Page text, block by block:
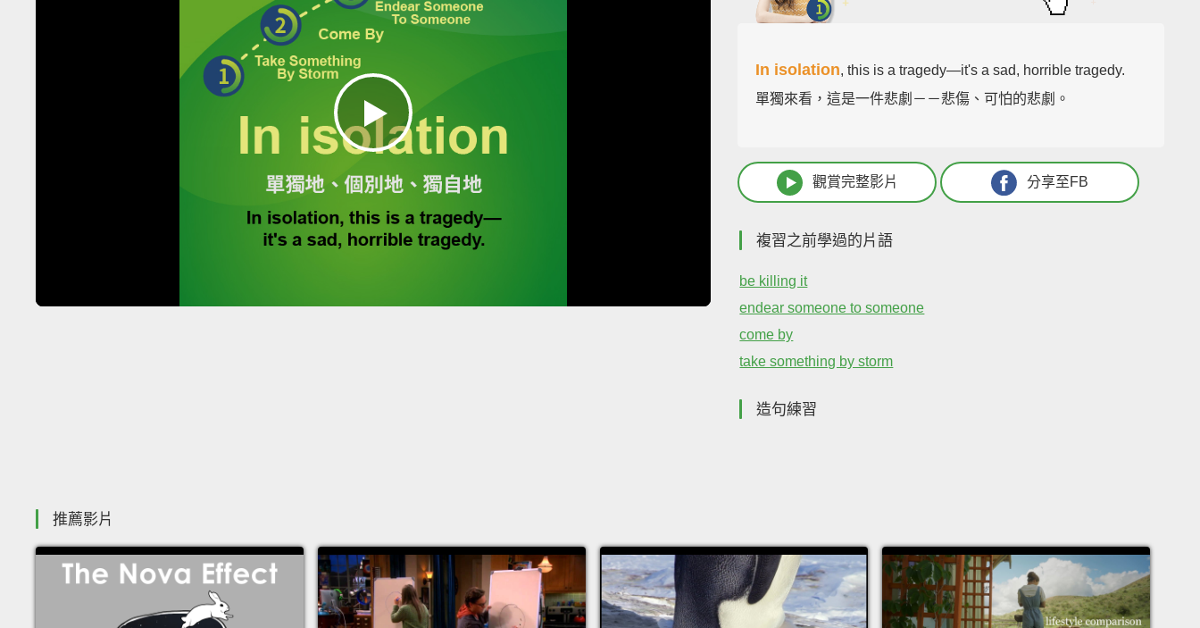
In isolation, this is a tragedy—it's a sad, horrible tragedy.
單獨來看，這是一件悲劇－－悲傷、可怕的悲劇。
觀賞完整影片 分享至FB
複習之前學過的片語
be killing it
endear someone to someone
come by
take something by storm
造句練習
推薦影片